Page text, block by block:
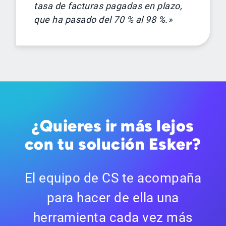
tasa de facturas pagadas en plazo,
que ha pasado del 70 % al 98 %.»
¿Quieres ir más lejos
con tu solución Esker?
El equipo de CS te acompaña
para hacer de ella una
herramienta cada vez más